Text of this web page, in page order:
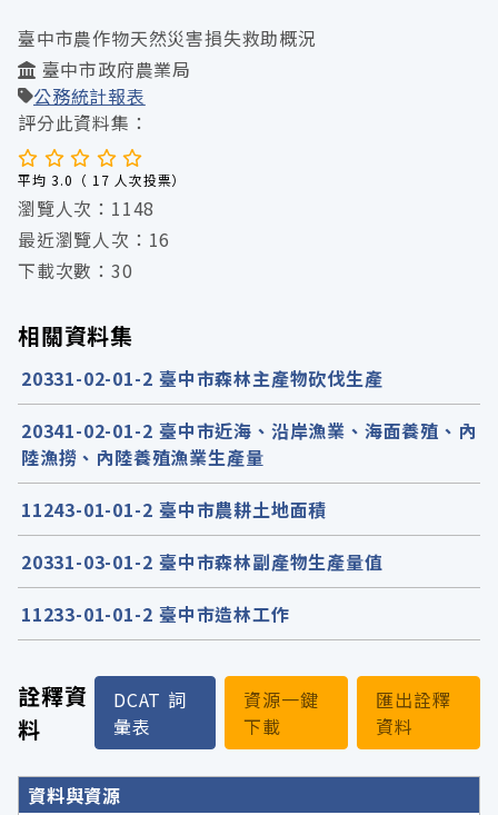
詮釋資
料
DCAT 詞
彙表
資源一鍵
下載
匯出詮釋
資料
詮釋資料詳細內容
資料與資源
臺中市農作物天然災害損失救助概況
臺中市政府農業局
公務統計報表
評分此資料集：
平均 3.0（ 17 人次投票）
瀏覽人次：1148
最近瀏覽人次：16
下載次數：30
相關資料集
20331-02-01-2 臺中市森林主產物砍伐生產
20341-02-01-2 臺中市近海、沿岸漁業、海面養殖、內
陸漁撈、內陸養殖漁業生產量
11243-01-01-2 臺中市農耕土地面積
20331-03-01-2 臺中市森林副產物生產量值
11233-01-01-2 臺中市造林工作